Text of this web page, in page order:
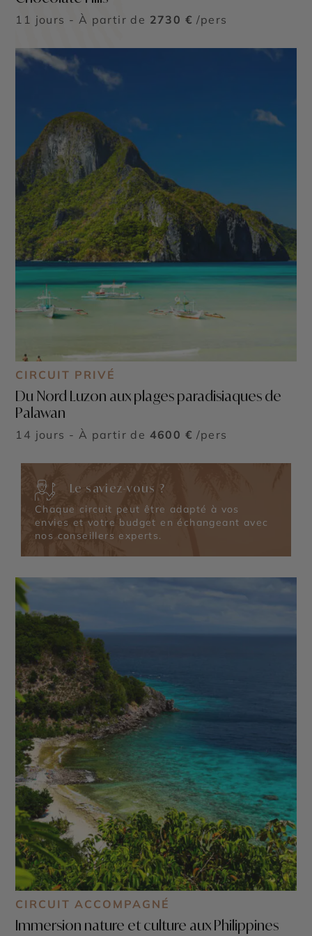
coloniaux remplis d’histoire, des villages traditionnels
aux coutumes ancestrales et un tas de spécialités
Seul pays à majorité catholique d’Asie, de pittoresques
églises baroques classées au patrimoine de l’UNESCO
ornent les villes des Philippines. Soutien essentiel de la
aujourd’hui le centre de la vie collective des
agglomérations.
Entre merveilles naturelles et richesses culturelles, des
vacances aux Philippines, portant également le doux
nom de Perle des Mers d’Orient, assurent donc un
séjour de rêve au dépaysement total et aux panoramas
somptueux.
11 jours - À partir de 2730 € /pers
CIRCUIT PRIVÉ
Du Nord Luzon aux plages paradisiaques de
Palawan
14 jours - À partir de 4600 € /pers
Le saviez-vous ?
Chaque circuit peut être adapté à vos
envies et votre budget en échangeant avec
nos conseillers experts.
CIRCUIT ACCOMPAGNÉ
Immersion nature et culture aux Philippines